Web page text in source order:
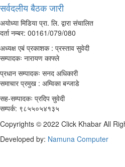
सर्वदलीय बैठक जारी
अयोध्या मिडिया प्रा. लि. द्वारा संचालित
दर्ता नम्बर: 00161/079/080
अध्यक्ष एबं प्रकाशक : प्रस्ताव सुवेदी
सम्पादकः नारायण काफ्ले
प्रधान सम्पादकः सनद अधिकारी
समाचार प्रमुख : अम्विका बन्जाडे
सह-सम्पादकः प्रदिप सुवेदी
सम्पर्क: ९८५५०५४१३५
Copyrights © 2022 Click Khabar All
Developed by: Namuna Computer